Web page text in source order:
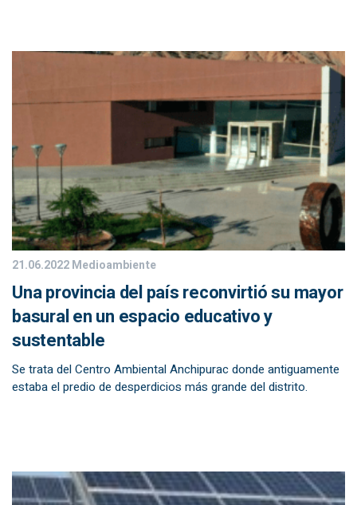
21.06.2022Medioambiente
Una provincia del país reconvirtió su mayor
basural en un espacio educativo y
sustentable
Se trata del Centro Ambiental Anchipurac donde antiguamente
estaba el predio de desperdicios más grande del distrito.